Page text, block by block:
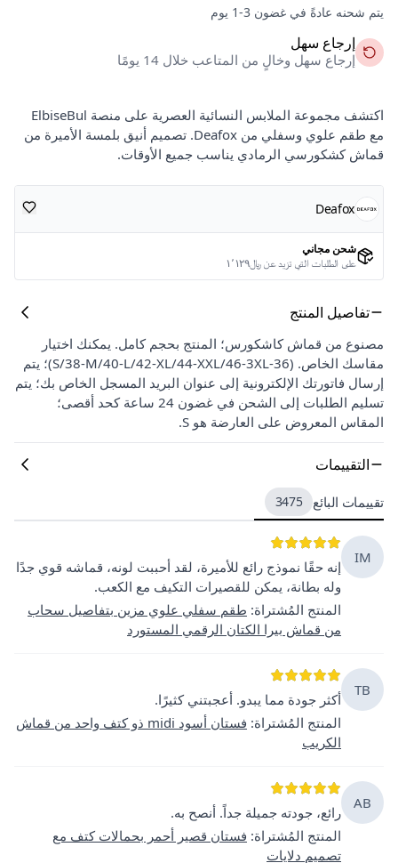
يتم شحنه عادةً في غضون 3-1 يوم
إرجاع سهل
إرجاع سهل وخالٍ من المتاعب خلال 14 يومًا
اكتشف مجموعة الملابس النسائية العصرية على منصة ElbiseBul
مع طقم علوي وسفلي من Deafox. تصميم أنيق بلمسة الأميرة من
قماش كشكورسي الرمادي يناسب جميع الأوقات.
Deafox
شحن مجاني
على الطلبات التي تزيد عن ﷼١٬١٢٩
تفاصيل المنتج
مصنوع من قماش كاشكورس؛ المنتج بحجم كامل. يمكنك اختيار
مقاسك الخاص. (36-S/38-M/40-L/42-XL/44-XXL/46-3XL)؛ يتم
إرسال فاتورتك الإلكترونية إلى عنوان البريد المسجل الخاص بك؛ يتم
تسليم الطلبات إلى الشحن في غضون 24 ساعة كحد أقصى؛
المقاس المعروض على العارضة هو S.
التقييمات
تقييمات البائع 3475
IM
إنه حقًا نموذج رائع للأميرة، لقد أحببت لونه، قماشه قوي جدًا
وله بطانة، يمكن للقصيرات التكيف مع الكعب.
المنتج المُشتراة: طقم سفلي علوي مزين بتفاصيل سحاب
من قماش بيرا الكتان الرقمي المستورد
TB
أكثر جودة مما يبدو. أعجبتني كثيرًا.
المنتج المُشتراة:
فستان أسود midi ذو كتف واحد من قماش
الكريب
AB
رائع، جودته جميلة جداً. أنصح به.
المنتج المُشتراة: فستان قصير أحمر بحمالات كتف مع
تصميم دلايات